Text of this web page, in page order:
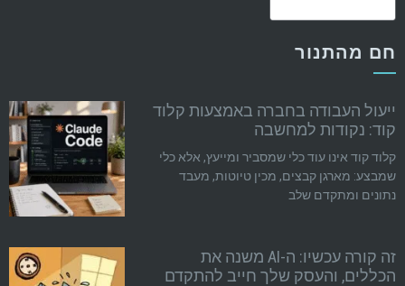
חם מהתנור
ייעול העבודה בחברה באמצעות קלוד
קוד: נקודות למחשבה
קלוד קוד אינו עוד כלי שמסביר ומייעץ, אלא כלי
שמבצע: מארגן קבצים, מכין טיוטות, מעבד
נתונים ומתקדם שלב
זה קורה עכשיו: ה-AI משנה את
הכללים, והעסק שלך חייב להתקדם